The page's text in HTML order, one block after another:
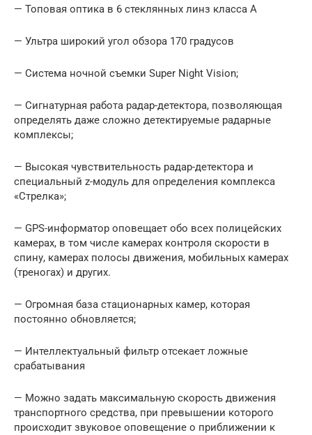
— Топовая оптика в 6 стеклянных линз класса А
— Ультра широкий угол обзора 170 градусов
— Система ночной съемки Super Night Vision;
— Сигнатурная работа радар-детектора, позволяющая
определять даже сложно детектируемые радарные
комплексы;
— Высокая чувствительность радар-детектора и
специальный z-модуль для определения комплекса
«Стрелка»;
— GPS-информатор оповещает обо всех полицейских
камерах, в том числе камерах контроля скорости в
спину, камерах полосы движения, мобильных камерах
(треногах) и других.
— Огромная база стационарных камер, которая
постоянно обновляется;
— Интеллектуальный фильтр отсекает ложные
срабатывания
— Можно задать максимальную скорость движения
транспортного средства, при превышении которого
происходит звуковое оповещение о приближении к